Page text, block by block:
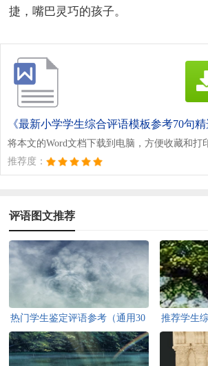
捷，嘴巴灵巧的孩子。
《最新小学学生综合评语模板参考70句精
将本文的Word文档下载到电脑，方便收藏和打
推荐度：
评语图文推荐
热门学生鉴定评语参考（通用30
句）
推荐学生